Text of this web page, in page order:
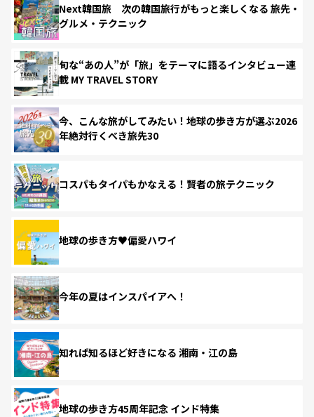
Next韓国旅 次の韓国旅行がもっと楽しくなる 旅先・
グルメ・テクニック
旬な“あの人”が「旅」をテーマに語るインタビュー連
載 MY TRAVEL STORY
今、こんな旅がしてみたい！地球の歩き方が選ぶ2026
年絶対行くべき旅先30
コスパもタイパもかなえる！賢者の旅テクニック
地球の歩き方♥偏愛ハワイ
今年の夏はインスパイアへ！
知れば知るほど好きになる 湘南・江の島
地球の歩き方45周年記念 インド特集